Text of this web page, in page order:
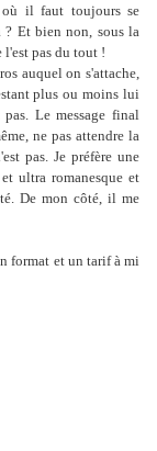
où il faut toujours se
? Et bien non, sous la
l'est pas du tout !
auquel on s'attache,
plus ou moins lui
Le message final
ne pas attendre la
pas. Je préfère une
ultra romanesque et
De mon côté, il me
format et un tarif à mi